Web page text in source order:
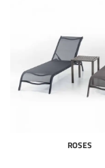
ROSES